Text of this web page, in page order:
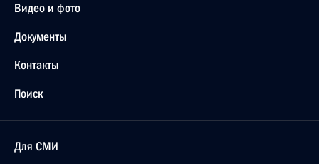
Видео и фото
Документы
Контакты
Поиск
Для СМИ